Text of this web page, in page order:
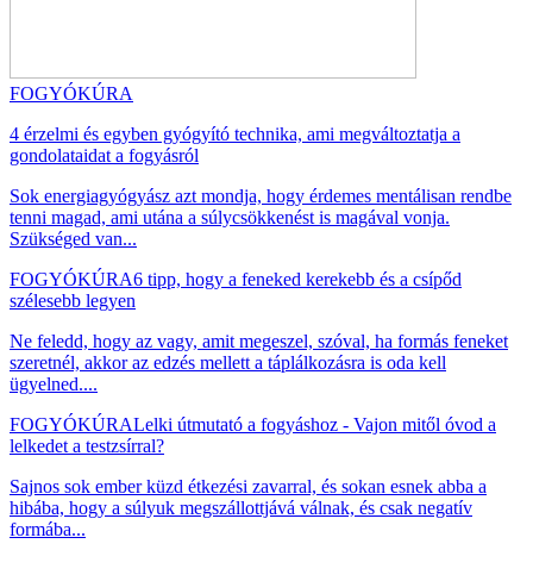
FOGYÓKÚRA
4 érzelmi és egyben gyógyító technika, ami megváltoztatja a
gondolataidat a fogyásról
Sok energiagyógyász azt mondja, hogy érdemes mentálisan rendbe
tenni magad, ami utána a súlycsökkenést is magával vonja.
Szükséged van...
FOGYÓKÚRA6 tipp, hogy a feneked kerekebb és a csípőd
szélesebb legyen
Ne feledd, hogy az vagy, amit megeszel, szóval, ha formás feneket
szeretnél, akkor az edzés mellett a táplálkozásra is oda kell
ügyelned....
FOGYÓKÚRALelki útmutató a fogyáshoz - Vajon mitől óvod a
lelkedet a testzsírral?
Sajnos sok ember küzd étkezési zavarral, és sokan esnek abba a
hibába, hogy a súlyuk megszállottjává válnak, és csak negatív
formába...